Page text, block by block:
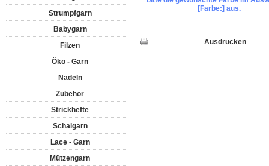
Strumpfgarn
Babygarn
Filzen
Öko - Garn
Nadeln
Zubehör
Strickhefte
Schalgarn
Lace - Garn
Mützengarn
[Farbe:] aus.
Ausdrucken